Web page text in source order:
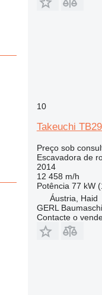
10
Takeuchi
Preço sob
Escavadora de
2014
12 458 m/h
Potência 77 kW
Áustria, Haid
GERL
Contacte o